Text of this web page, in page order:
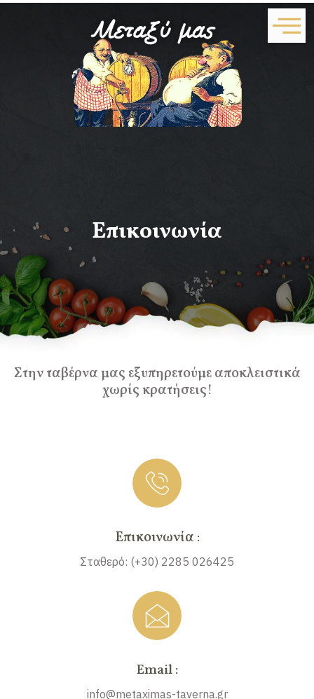
Επικοινωνία
Στην ταβέρνα μας εξυπηρετούμε αποκλειστικά
χωρίς κρατήσεις!
Επικοινωνία :
Σταθερό: (+30) 2285 026425
Email :
info@metaximas-taverna.gr